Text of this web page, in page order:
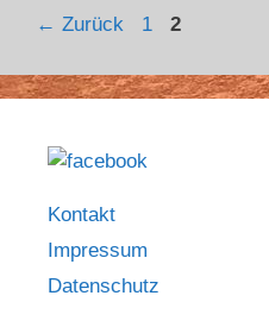
← Zurück 1 2
Kontakt
Impressum
Datenschutz